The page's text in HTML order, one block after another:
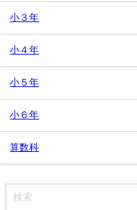
小３年
小４年
小５年
小６年
算数科